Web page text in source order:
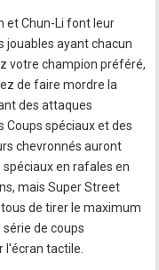
et Chun-Li font leur
jouables ayant chacun
votre champion préféré,
de faire mordre la
des attaques
Coups spéciaux et des
chevronnés auront
en rafales en
mais Super Street
de tirer le maximum
de coups
l'écran tactile.